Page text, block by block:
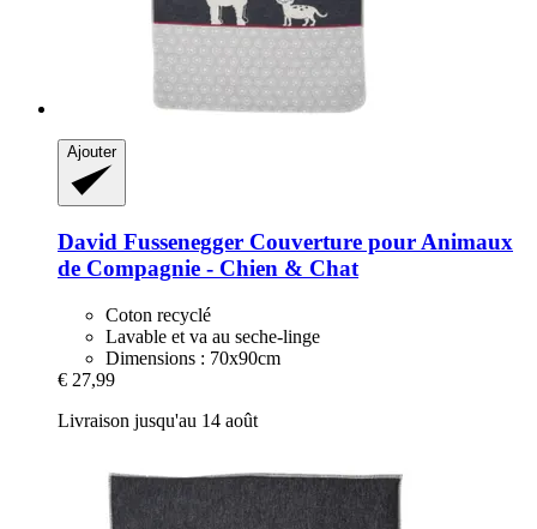
Ajouter
David Fussenegger Couverture pour Animaux
de Compagnie -​ Chien & Chat
Coton recyclé
Lavable et va au seche-linge
Dimensions : 70x90cm
€ 27,99
Livraison jusqu'au 14 août